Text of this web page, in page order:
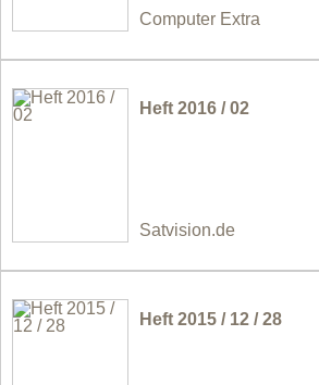
Computer Extra
Heft 2016 / 02
Satvision.de
Heft 2015 / 12 / 28